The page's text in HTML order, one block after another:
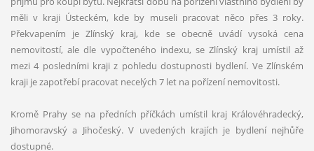
měli v kraji Ústeckém, kde by museli pracovat něco přes 3 roky.
Překvapením je Zlínský kraj, kde se obecně uvádí vysoká cena
nemovitostí, ale dle vypočteného indexu, se Zlínský kraj umístil až
mezi 4 posledními kraji z pohledu dostupnosti bydlení. Ve Zlínském
kraji je zapotřebí pracovat necelých 7 let na pořízení nemovitosti.
Kromě Prahy se na předních příčkách umístil kraj Královéhradecký,
Jihomoravský a Jihočeský. V uvedených krajích je bydlení nejhůře
dostupné.